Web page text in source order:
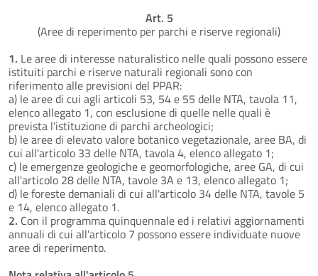
Art. 5
(Aree di reperimento per parchi e riserve regionali)
1. Le aree di interesse naturalistico nelle quali possono essere
istituiti parchi e riserve naturali regionali sono con
riferimento alle previsioni del PPAR:
a) le aree di cui agli articoli 53, 54 e 55 delle NTA, tavola 11,
elenco allegato 1, con esclusione di quelle nelle quali è
prevista l'istituzione di parchi archeologici;
b) le aree di elevato valore botanico vegetazionale, aree BA, di
cui all'articolo 33 delle NTA, tavola 4, elenco allegato 1;
c) le emergenze geologiche e geomorfologiche, aree GA, di cui
all'articolo 28 delle NTA, tavole 3A e 13, elenco allegato 1;
d) le foreste demaniali di cui all'articolo 34 delle NTA, tavole 5
e 14, elenco allegato 1.
2. Con il programma quinquennale ed i relativi aggiornamenti
annuali di cui all'articolo 7 possono essere individuate nuove
aree di reperimento.